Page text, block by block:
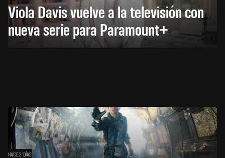
Viola Davis vuelve a la televisión con
nueva serie para Paramount+
HACE 2 DÍAS